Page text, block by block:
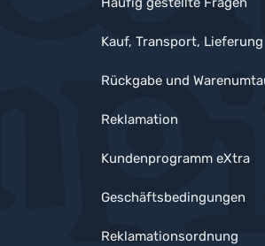
Kauf, Transport, Lieferung
Rückgabe und
Reklamation
Kundenprogramm eXtra
Geschäftsbedingungen
Reklamationsordnung